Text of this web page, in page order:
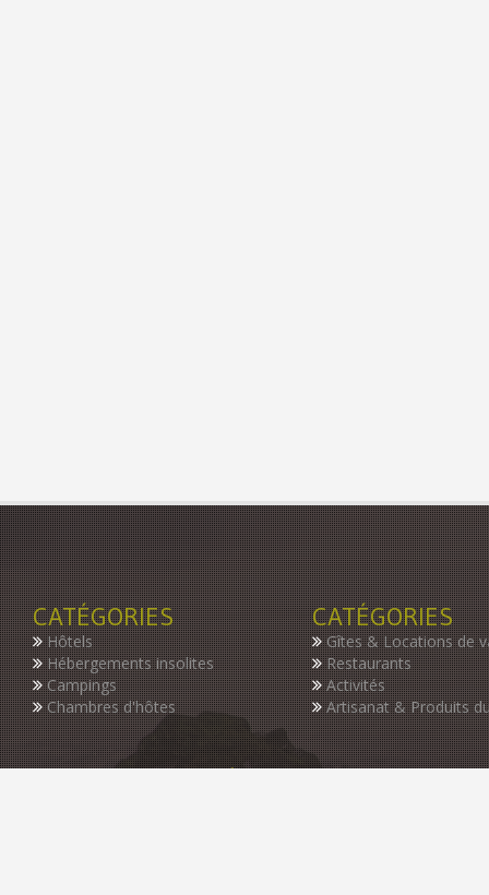
CATÉGORIES
Hôtels
Hébergements insolites
Campings
Chambres d'hôtes
CATÉGORIES
Gîtes & Locations de
Restaurants
Activités
Artisanat & Produits